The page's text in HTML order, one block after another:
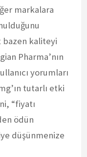
markalara
bazen kaliteyi
Pharma’nın
yorumları
tutarlı etki
“fiyatı
ödün
düşünmenize